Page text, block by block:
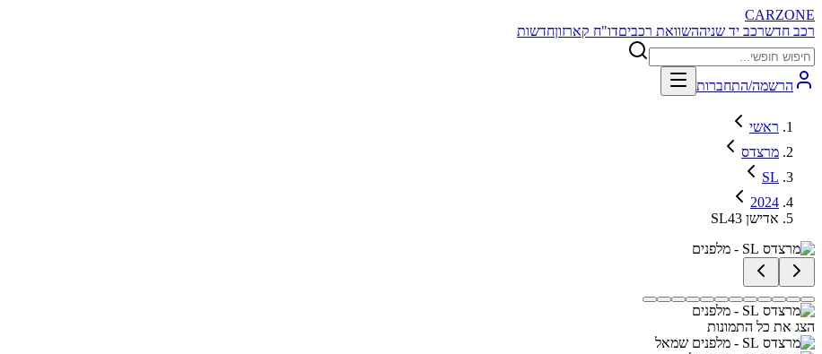
CARZONE
רכב חדשרכב יד שניההשוואת רכביםדו"ח קארזוןחדשות
הרשמה/התחברות
ראשי
מרצדס
SL
2024
SL43 אדישן
הצג את כל התמונות